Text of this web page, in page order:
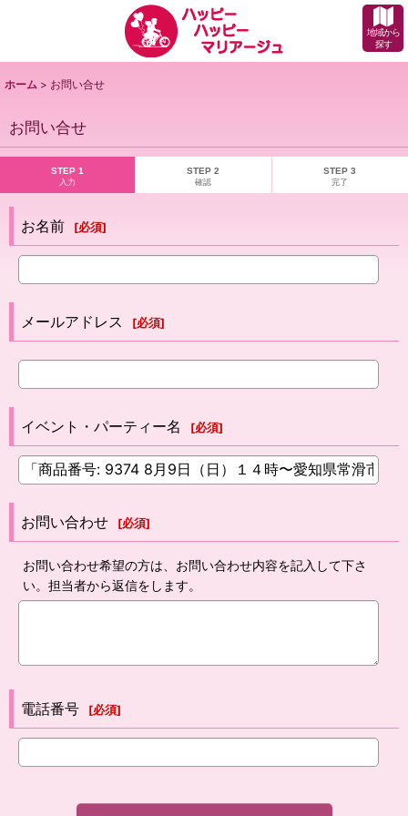
地域から
探す
ホーム > お問い合せ
お問い合せ
STEP 1
入力
STEP 2
確認
STEP 3
完了
お名前 [必須]
メールアドレス [必須]
イベント・パーティー名 [必須]
お問い合わせ [必須]
お問い合わせ希望の方は、お問い合わせ内容を記入して下さ
い。担当者から返信をします。
電話番号 [必須]